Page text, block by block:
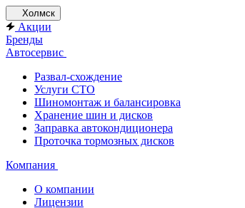
Холмск
Акции
Бренды
Автосервис
Развал-схождение
Услуги СТО
Шиномонтаж и балансировка
Хранение шин и дисков
Заправка автокондиционера
Проточка тормозных дисков
Компания
О компании
Лицензии